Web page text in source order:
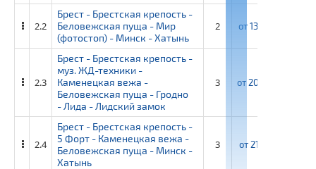
2.2
Брест - Брестская крепость -
Беловежская пуща - Мир
(фотостоп) - Минск - Хатынь
2 от13 450 ₽
2.3
Брест - Брестская крепость -
муз. ЖД-техники -
Каменецкая вежа -
Беловежская пуща - Гродно
- Лида - Лидский замок
3 от20 850 ₽
2.4
Брест - Брестская крепость -
5 Форт - Каменецкая вежа -
Беловежская пуща - Минск -
Хатынь
3 от21 100 ₽